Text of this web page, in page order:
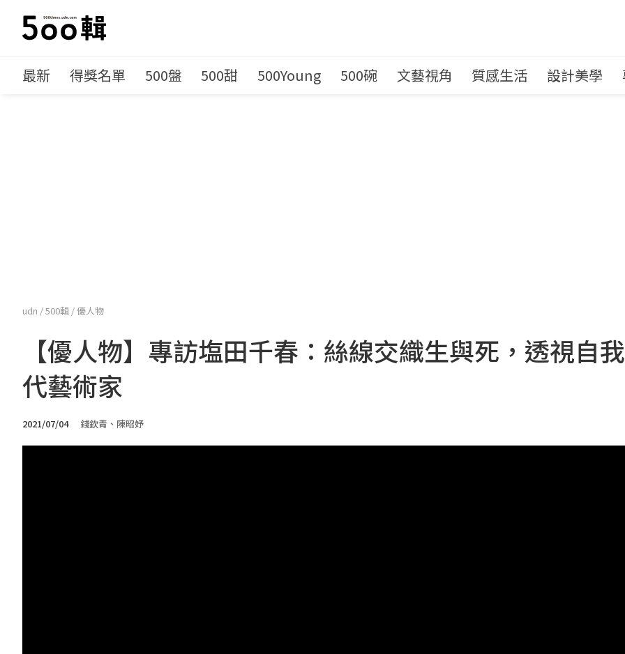
最新 得獎名單 500盤 500甜 500Young 500碗 文藝視角 質感生活 設計美學
udn /500輯 /優人物
【優人物】專訪塩田千春：絲線交織生與死，透視自
代藝術家
2021/07/04 錢欽青、陳昭妤